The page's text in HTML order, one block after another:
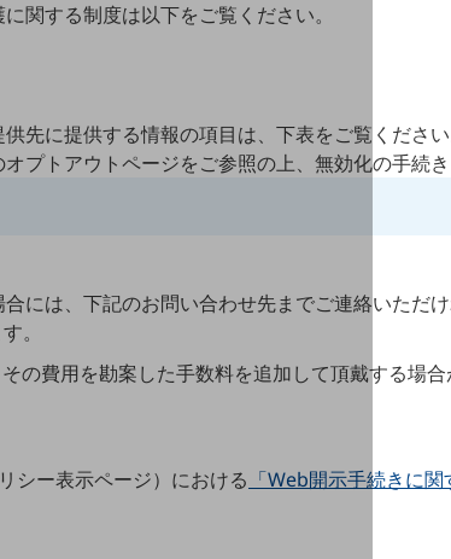
関する制度は以下をご覧ください。
先に提供する情報の項目は、下表をご覧ください
プトアウトページをご参照の上、無効化の手続き
home/
シー
technologies/ads
ジ
campaignmanager/answer/
シー
ja/company/privacypolicy/
ジ
には、下記のお問い合わせ先までご連絡いただ
。
費用を勘案した手数料を追加して頂戴する場合
ー表示ページ）における 「Web開示手続きに関